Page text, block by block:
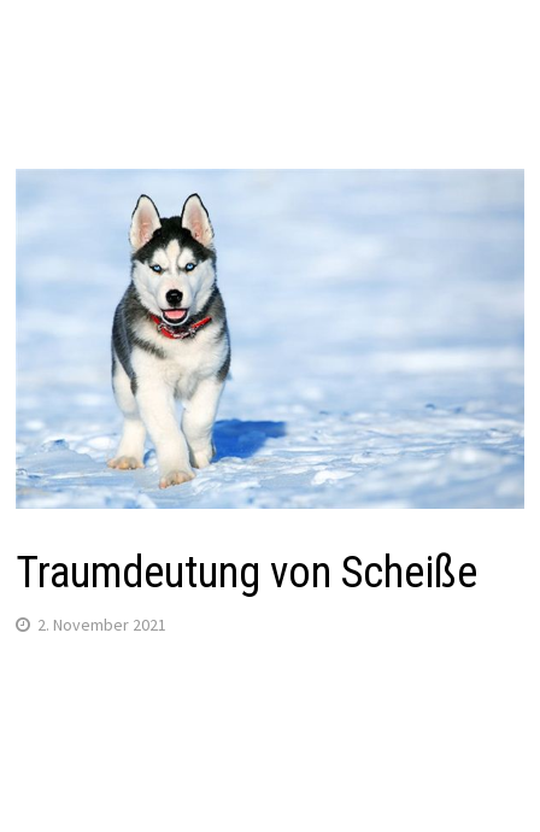
Traumdeutung von Scheiße
2. November 2021